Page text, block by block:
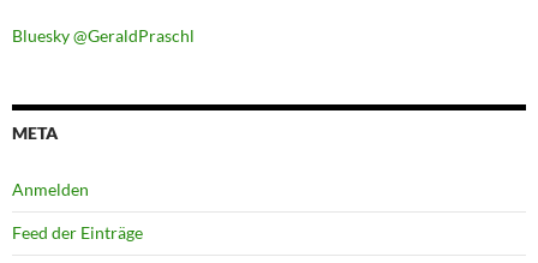
Bluesky @GeraldPraschl
META
Anmelden
Feed der Einträge